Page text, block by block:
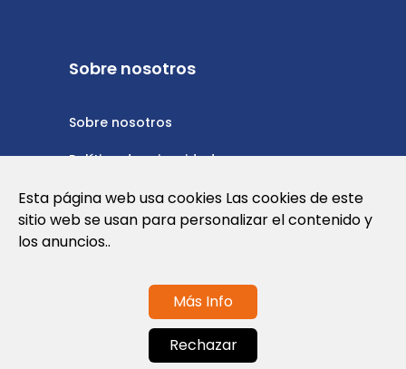
Sobre nosotros
Sobre nosotros
Política de privacidad
Política de cookies
Nota Legal y Condiciones de Uso de la
Contáctanos
Esta página web usa cookies Las cookies de este
sitio web se usan para personalizar el contenido y
los anuncios..
Más Info
Rechazar